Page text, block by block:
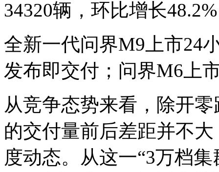
34320辆，环比增长
全新一代问界M9上市24
发布即交付；问界M6上
从竞争态势来看，除开
的交付量前后差距并不
度动态。从这一“3万档